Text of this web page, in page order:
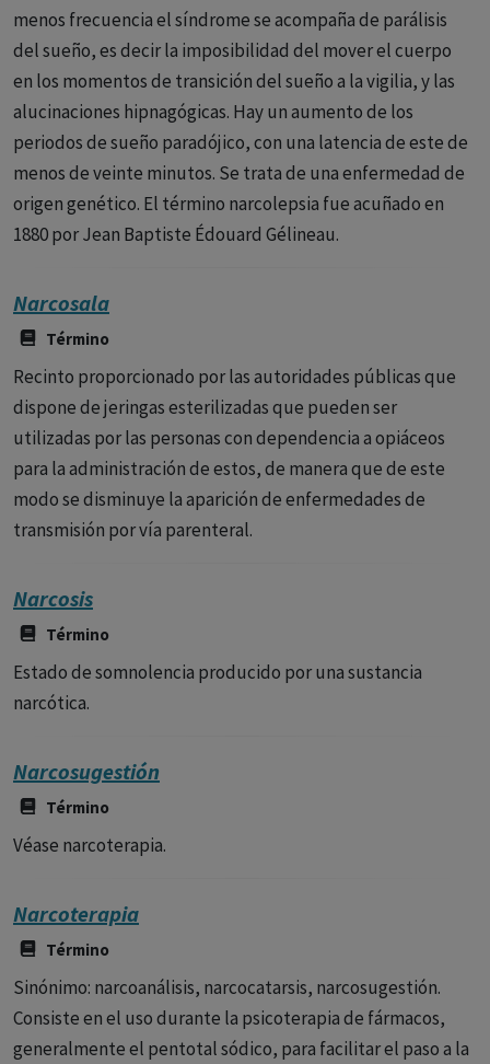
menos frecuencia el síndrome se acompaña de parálisis
del sueño, es decir la imposibilidad del mover el cuerpo
en los momentos de transición del sueño a la vigilia, y las
alucinaciones hipnagógicas. Hay un aumento de los
periodos de sueño paradójico, con una latencia de este de
menos de veinte minutos. Se trata de una enfermedad de
origen genético. El término narcolepsia fue acuñado en
1880 por Jean Baptiste Édouard Gélineau.
Narcosala
Término
Recinto proporcionado por las autoridades públicas que
dispone de jeringas esterilizadas que pueden ser
utilizadas por las personas con dependencia a opiáceos
para la administración de estos, de manera que de este
modo se disminuye la aparición de enfermedades de
transmisión por vía parenteral.
Narcosis
Término
Estado de somnolencia producido por una sustancia
narcótica.
Narcosugestión
Término
Véase narcoterapia.
Narcoterapia
Término
Sinónimo: narcoanálisis, narcocatarsis, narcosugestión.
Consiste en el uso durante la psicoterapia de fármacos,
generalmente el pentotal sódico, para facilitar el paso a la